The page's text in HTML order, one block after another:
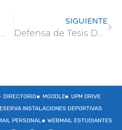
Agenda Talent UPM – Challenge Universitario de Universia y Fundación RepsolAgenda Talent UPM
SIGUIENTE
Defensa de Tesis Doctoral – Sergio González Ávila
DIRECTORIO MOODLE
UPM DRIVE
INSTALACIONES DEPORTIVAS
PERSONAL WEBMAIL ESTUDIANTES